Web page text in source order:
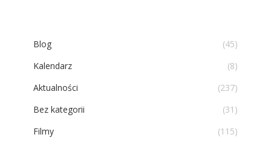
Blog
(45)
Kalendarz
(8)
Aktualności
(237)
Bez kategorii
(31)
Filmy
(115)